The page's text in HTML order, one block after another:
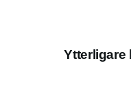
Ytterligare